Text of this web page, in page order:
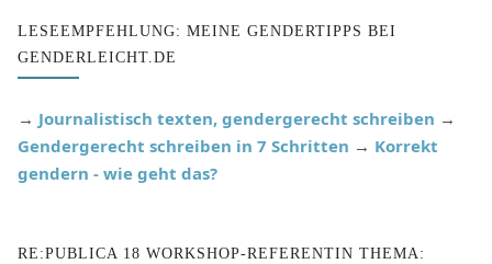
LESEEMPFEHLUNG: MEINE GENDERTIPPS BEI
GENDERLEICHT.DE
→ Journalistisch texten, gendergerecht schreiben →
Gendergerecht schreiben in 7 Schritten → Korrekt
gendern - wie geht das?
RE:PUBLICA 18 WORKSHOP-REFERENTIN THEMA: